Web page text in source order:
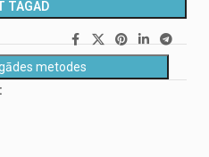
TAGAD
metodes